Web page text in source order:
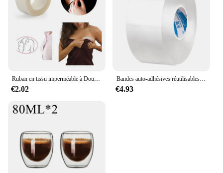
Ruban en tissu imperméable à Double face pour robe 3-9M, bande de soutien-gorge de poitrine auto-adhésive, ruban de Lingerie transparente et transparente
€2.02
Bandes auto-adhésives réutilisables, bande de caractère double face, étanche, aucune trace, lavable, transparent, viscosité du bain
€4.93